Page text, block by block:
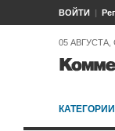
ВОЙТИ
05 АВГУСТА,
КАТЕГОРИИ